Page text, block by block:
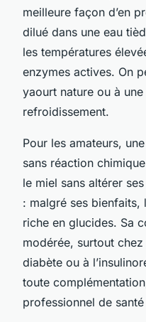
meilleure façon d’en
dilué dans une eau
les températures
enzymes actives. On
yaourt nature ou à
refroidissement.
Pour les amateurs,
sans réaction
le miel sans altérer
: malgré ses bienfaits,
riche en glucides. Sa
modérée, surtout
diabète ou à
toute
professionnel de